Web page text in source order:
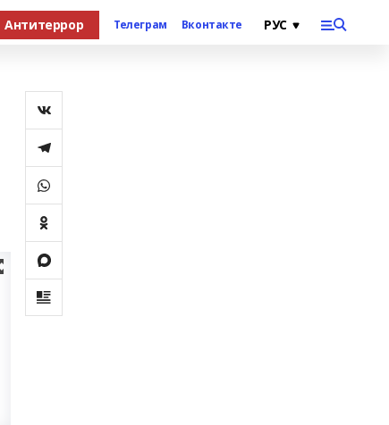
Антитеррор Телеграм Вконтакте